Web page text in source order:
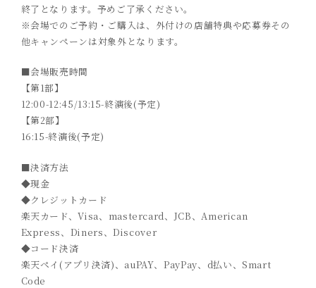
終了となります。予めご了承ください。
※会場でのご予約・ご購入は、外付けの店舗特典や応募券その
他キャンペーンは対象外となります。
■会場販売時間
【第1部】
12:00-12:45/13:15-終演後(予定)
【第2部】
16:15-終演後(予定)
■決済方法
◆現金
◆クレジットカード
楽天カード、Visa、mastercard、JCB、American
Express、Diners、Discover
◆コード決済
楽天ペイ(アプリ決済)、auPAY、PayPay、d払い、Smart
Code